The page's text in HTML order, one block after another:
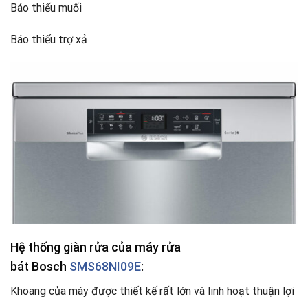
Báo thiếu muối
Báo thiếu trợ xả
Hệ thống giàn rửa của máy rửa
bát Bosch SMS68NI09E:
Khoang của máy được thiết kế rất lớn và linh hoạt thuận lợi